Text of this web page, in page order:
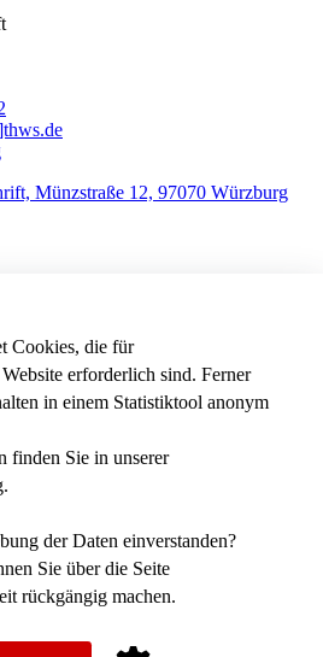
Cookies, die für
erforderlich sind. Ferner
in einem Statistiktool anonym
finden Sie in unserer
.
der Daten einverstanden?
Sie über die Seite
rückgängig machen.
der THWS